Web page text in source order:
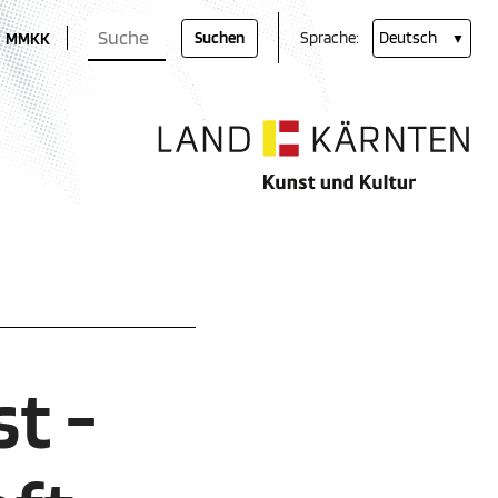
MMKKMuseum Moderner Kunst Kärnten (öffnet in neuem Fenster)
SuchbegriffeSuchen Sprache: Deutsch
-